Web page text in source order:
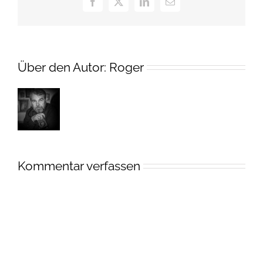
Facebook
X LinkedIn
E-
Über den Autor: Roger
Kommentar verfassen